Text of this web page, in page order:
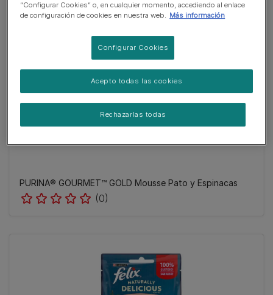
PURINA® GOURMET™ GOLD Mousse Pato y Espinacas
(0)
“Configurar Cookies” o, en cualquier momento, accediendo al enlace
de configuración de cookies en nuestra web.
Más información
Configurar Cookies
Rechazarlas todas
Acepto todas las cookies